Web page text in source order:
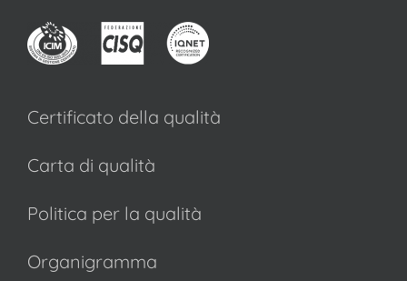
Certificato della qualità
Carta di qualità
Politica per la qualità
Organigramma